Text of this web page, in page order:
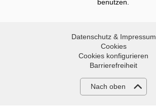
benutzen.
Datenschutz & Impressum
Cookies
Cookies konfigurieren
Barrierefreiheit
Nach oben